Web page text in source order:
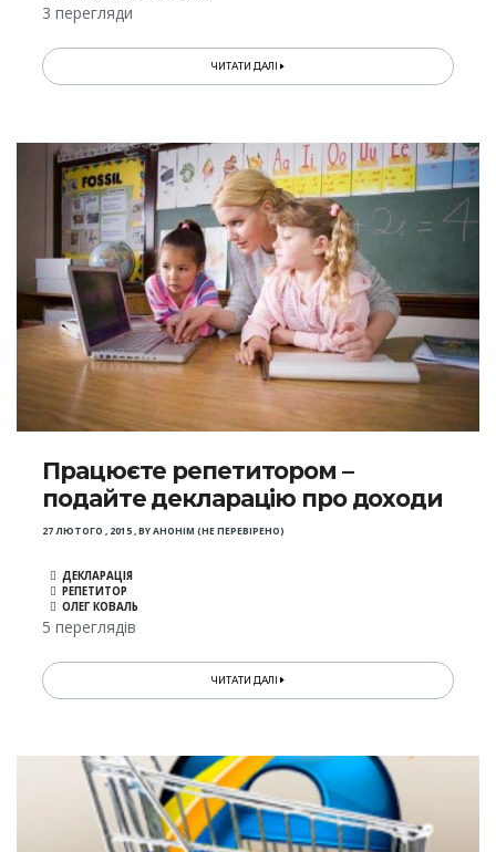
3 перегляди
ЧИТАТИ ДАЛІ
Працюєте репетитором –
подайте декларацію про доходи
27 ЛЮТОГО , 2015,BYАНОНІМ (НЕ ПЕРЕВІРЕНО)
ДЕКЛАРАЦІЯ
РЕПЕТИТОР
ОЛЕГ КОВАЛЬ
5 переглядів
ЧИТАТИ ДАЛІ